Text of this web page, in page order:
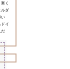
く
ルダ
い
イ
だ